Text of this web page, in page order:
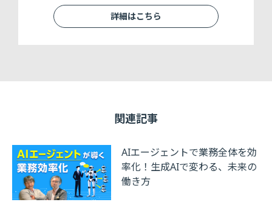
関連記事
AIエージェントで業務全体を効
率化！生成AIで変わる、未来の
働き方
詳細はこちら